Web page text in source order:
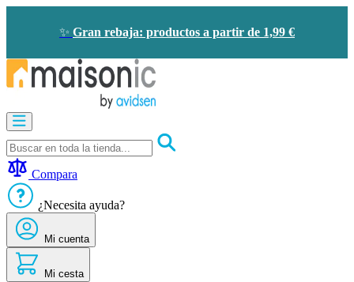
✨ Gran rebaja: productos a partir de 1,99 €
Audioporteros
y
videoporteros
-
ahorro
de
energía
Seguridad
Confort
Compara
¿Necesita ayuda?
Mi cuenta
Mi cesta